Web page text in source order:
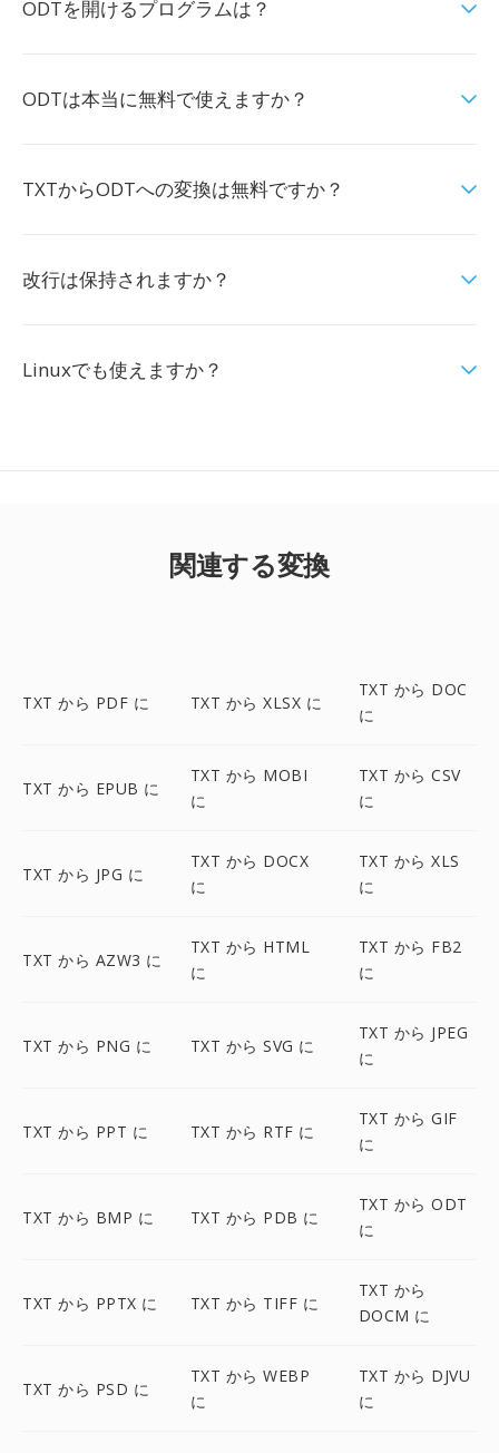
ODTを開けるプログラムは？
ODTは本当に無料で使えますか？
TXTからODTへの変換は無料ですか？
改行は保持されますか？
Linuxでも使えますか？
関連する変換
TXT から PDF に TXT から XLSX に
TXT から DOC
に
TXT から EPUB に
TXT から MOBI
に
TXT から CSV
に
TXT から JPG に
TXT から DOCX
に
TXT から XLS
に
TXT から AZW3 に
TXT から HTML
に
TXT から FB2
に
TXT から PNG に TXT から SVG に
TXT から JPEG
に
TXT から PPT に TXT から RTF に
TXT から GIF
に
TXT から BMP に TXT から PDB に
TXT から ODT
に
TXT から PPTX に TXT から TIFF に
TXT から
DOCM に
TXT から PSD に
TXT から WEBP
に
TXT から DJVU
に